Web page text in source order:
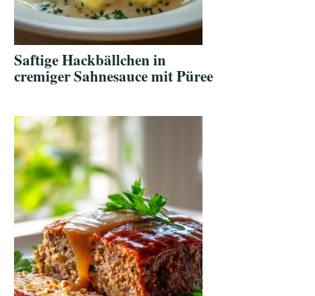
Saftige Hackbällchen in
cremiger Sahnesauce mit Püree